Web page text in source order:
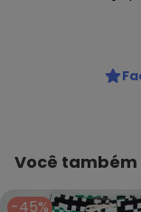
Bento - Calça de
Fornecedor: CIDADE
NÃO ALVEJAR, NÃO
MÉDIA, SECAGEM
LIMPEZA A UMIDO
Você
-45%